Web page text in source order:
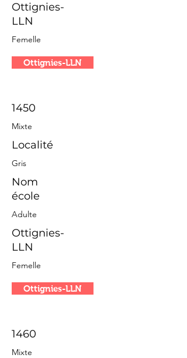
Ottignies-
LLN
Femelle
Ottignies-LLN
1450
Mixte
Localité
Gris
Nom
école
Adulte
Ottignies-
LLN
Femelle
Ottignies-LLN
1460
Mixte